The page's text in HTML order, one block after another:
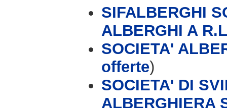
SIFALBERGHI
ALBERGHI A
SOCIETA'
offerte)
SOCIETA' DI
ALBERGHIERA